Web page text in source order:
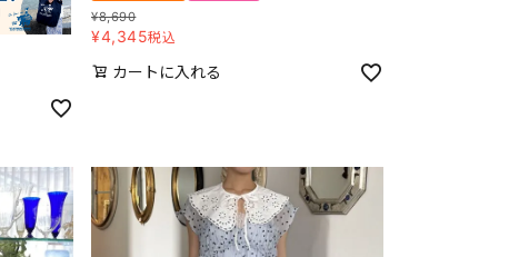
¥8,690
¥4,345税込
カートに入れる